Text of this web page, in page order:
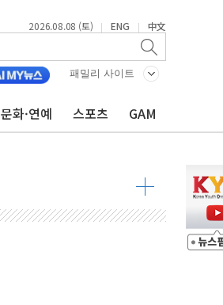
2026.08.08 (토) | ENG | 中文
패밀리 사이트
문화·연예 스포츠 GAM